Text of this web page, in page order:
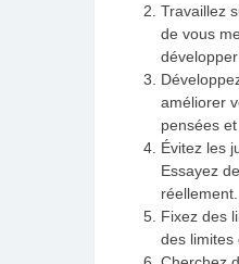
Travaillez
de vous
améliorer
pensées
Évitez les
Essayez
réellement.
Fixez des
des limites